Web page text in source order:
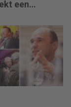
een
“De
ons
is in volle